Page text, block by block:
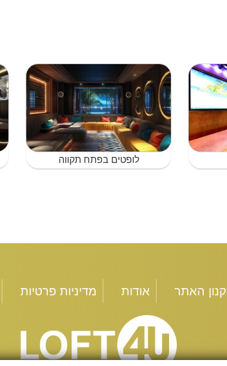
לופטים בפתח תקווה
האתר אודות מדיניות פרטיות